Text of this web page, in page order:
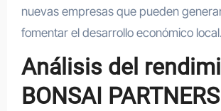
nuevas empresas que pueden
fomentar el desarrollo económico local.
Análisis del
BONSAI